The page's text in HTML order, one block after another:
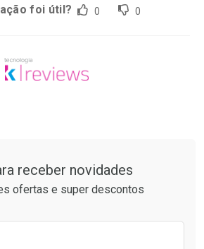
foi útil? 0 0
receber novidades
ofertas e super descontos